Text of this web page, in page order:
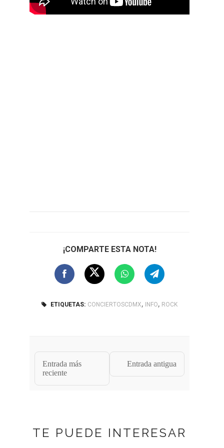
¡COMPARTE ESTA NOTA!
ETIQUETAS: CONCIERTOSCDMX, INFO, ROCK
Entrada más
reciente
Entrada antigua
TE PUEDE INTERESAR